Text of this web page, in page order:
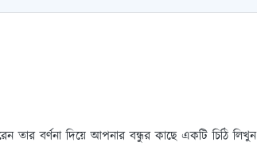
তার বর্ণনা দিয়ে আপনার বন্ধুর কাছে একটি চিঠি লিখুন